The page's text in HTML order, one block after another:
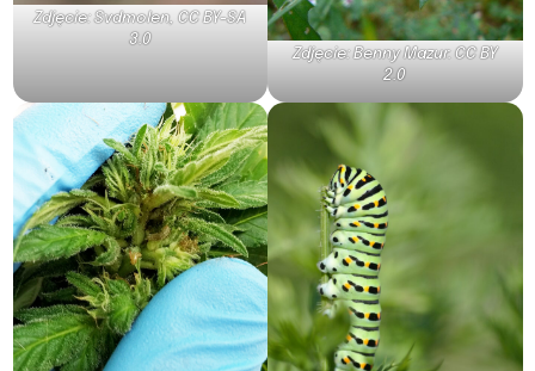
Zdjęcie:Svdmolen,CC BY-SA
3.0
Zdjęcie:Benny Mazur. CC BY
2.0